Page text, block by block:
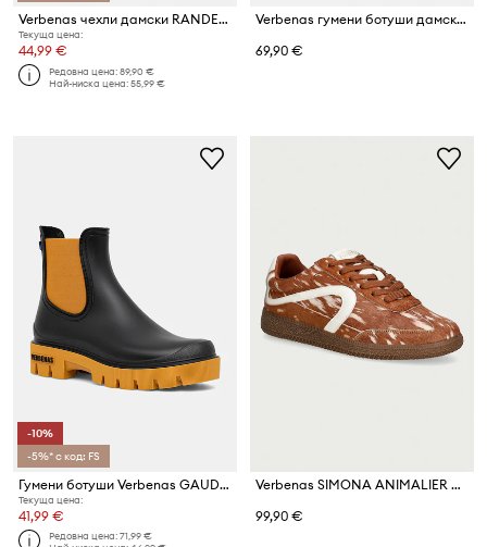
Verbenas чехли дамски RANDEL DANCE
Текуща цена:
44,99 €
Редовна цена:89,90 €
Най-ниска цена:55,99 €
Verbenas гумени ботуши дамски GAUDI MATE ASH/NEGRO
69,90 €
-10%
-5%* с код: FS
Гумени ботуши Verbenas GAUDI MATE NEGRO OCRE
Текуща цена:
41,99 €
Редовна цена:71,99 €
Verbenas SIMONA ANIMALIER маратонки дамски
99,90 €